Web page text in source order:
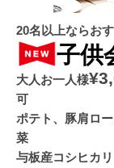
20名以上ならおす
子供
大人お一人様
可
ポテト、豚肩ロ
菜
与板産コシヒカ